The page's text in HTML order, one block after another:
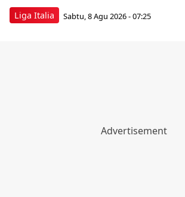
Liga Italia Sabtu, 8 Agu 2026 - 07:25